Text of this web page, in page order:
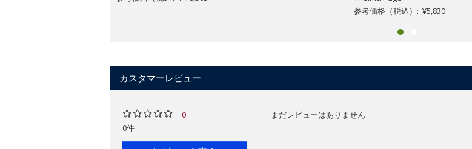
参考価格（税込）: ¥5,830
カスタマーレビュー
0
0件
まだレビューはありません